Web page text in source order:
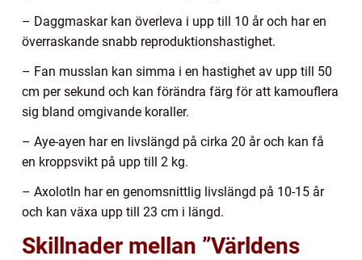
– Daggmaskar kan överleva i upp till 10 år och har en
överraskande snabb reproduktionshastighet.
– Fan musslan kan simma i en hastighet av upp till 50
cm per sekund och kan förändra färg för att kamouflera
sig bland omgivande koraller.
– Aye-ayen har en livslängd på cirka 20 år och kan få
en kroppsvikt på upp till 2 kg.
– Axolotln har en genomsnittlig livslängd på 10-15 år
och kan växa upp till 23 cm i längd.
Skillnader mellan ”Världens